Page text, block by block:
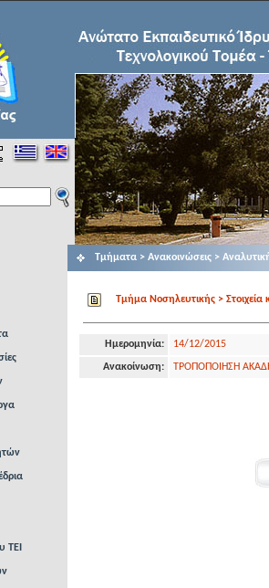
ΤΕΙ
Τμήματα > Ανακοινώσεις >
Τμήμα Νοσηλευτικής > Στοιχεία
Ημερομηνία: 14/12/2015
Ανακοίνωση: ΤΡΟΠΟΠΟΙΗΣΗ